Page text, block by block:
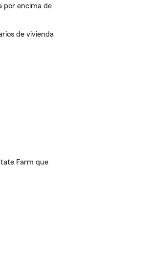
por encima de
de vivienda
Farm que